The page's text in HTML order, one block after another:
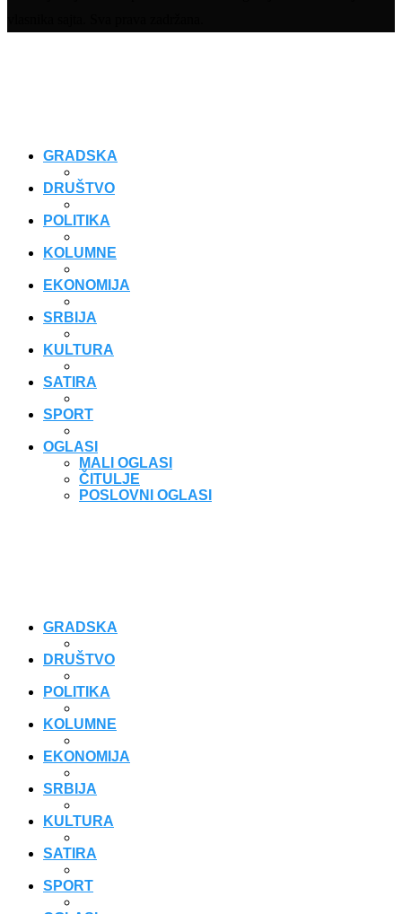
GRADSKA
DRUŠTVO
POLITIKA
KOLUMNE
EKONOMIJA
SRBIJA
KULTURA
SATIRA
SPORT
OGLASI
MALI OGLASI
ČITULJE
POSLOVNI OGLASI
GRADSKA
DRUŠTVO
POLITIKA
KOLUMNE
EKONOMIJA
SRBIJA
KULTURA
SATIRA
SPORT